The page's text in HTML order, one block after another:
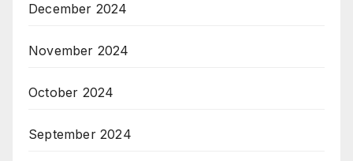
December 2024
November 2024
October 2024
September 2024